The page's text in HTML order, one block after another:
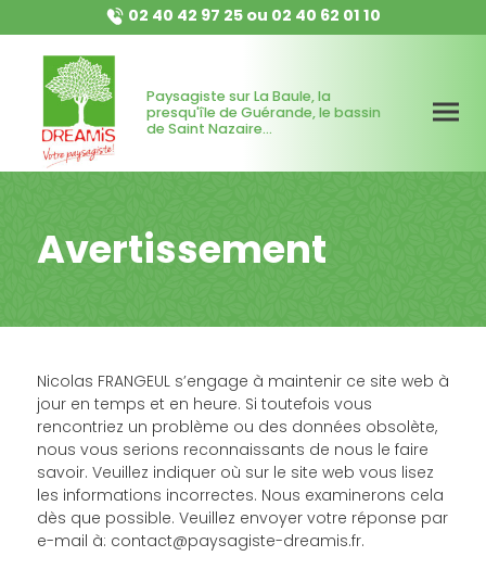
02 40 42 97 25ou 02 40 62 01 10
Paysagiste sur La Baule, la
presqu'île de Guérande, le bassin
de Saint Nazaire...
Avertissement
Nicolas FRANGEUL s’engage à maintenir ce site web à
jour en temps et en heure. Si toutefois vous
rencontriez un problème ou des données obsolète,
nous vous serions reconnaissants de nous le faire
savoir. Veuillez indiquer où sur le site web vous lisez
les informations incorrectes. Nous examinerons cela
dès que possible. Veuillez envoyer votre réponse par
e-mail à: contact@paysagiste-dreamis.fr.